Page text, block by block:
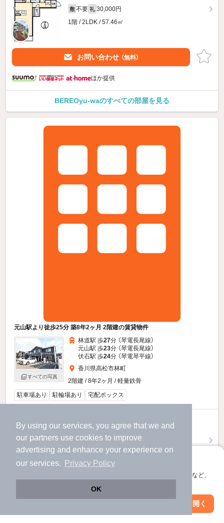
By using our services, you agree that we and
our partners use cookies to improve
advertising and enhance your experience on
our services.
Privacy Policy
OK
アプリに切り替えて、サクサクお部屋探し
会員登録なしですぐ使える。マップ検索やお気に入り保存など、
アプリを開く
敷 不要 礼 30,000円
1階 / 2LDK / 57.46㎡
お問い合わせ （無料）
ほか提供
BEREOyu-waのすべての部屋を見る
元山駅より徒歩25分 築8年2ヶ月 2階建の賃貸物件
すべての写真
林道駅 歩27分 （琴電長尾線）
元山駅 歩23分 （琴電長尾線）
伏石駅 歩24分 （琴電琴平線）
香川県高松市林町
2階建 / 8年2ヶ月 / 軽量鉄骨
駐車場あり
駐輪場あり 宅配ボックス
7.8万円
（管理費5,500円）
敷 不要 礼 1.0ヶ月
1階 / 2LDK / 55.29㎡
お問い合わせ（無料）
絞り込み条件を変更